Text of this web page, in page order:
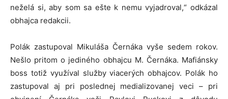
neželá si, aby som sa ešte k nemu vyjadroval,“ odkázal
obhajca redakcii.
Polák zastupoval Mikuláša Černáka vyše sedem rokov.
Nešlo pritom o jediného obhajcu M. Černáka. Mafiánsky
boss totiž využíval služby viacerých obhajcov. Polák ho
zastupoval aj pri poslednej medializovanej veci – pri